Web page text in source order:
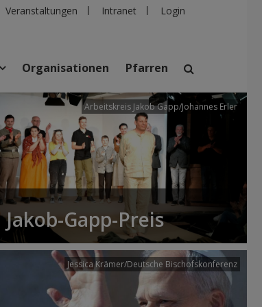
Veranstaltungen Intranet Login
suchen
Personen Pfarren Einrichtungen
Organisationen Pfarren
Arbeitskreis Jakob Gapp/Johannes Erler
Jakob-Gapp-Preis
Jessica Krämer/Deutsche Bischofskonferenz